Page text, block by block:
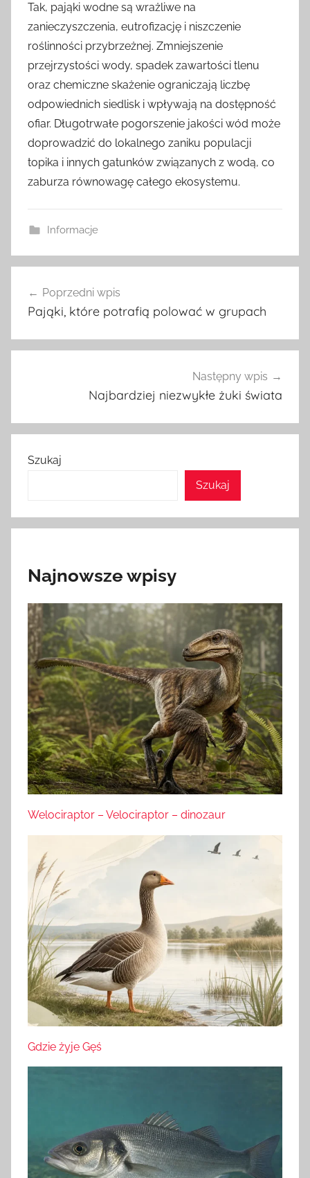
Tak, pająki wodne są wrażliwe na
zanieczyszczenia, eutrofizację i niszczenie
roślinności przybrzeżnej. Zmniejszenie
przejrzystości wody, spadek zawartości tlenu
oraz chemiczne skażenie ograniczają liczbę
odpowiednich siedlisk i wpływają na dostępność
ofiar. Długotrwałe pogorszenie jakości wód może
doprowadzić do lokalnego zaniku populacji
topika i innych gatunków związanych z wodą, co
zaburza równowagę całego ekosystemu.
Informacje
wpisu
Poprzedni wpis
Pająki, które potrafią polować w grupach
Następny wpis
Najbardziej niezwykłe żuki świata
Szukaj
Szukaj
Najnowsze wpisy
Welociraptor – Velociraptor – dinozaur
Gdzie żyje Gęś